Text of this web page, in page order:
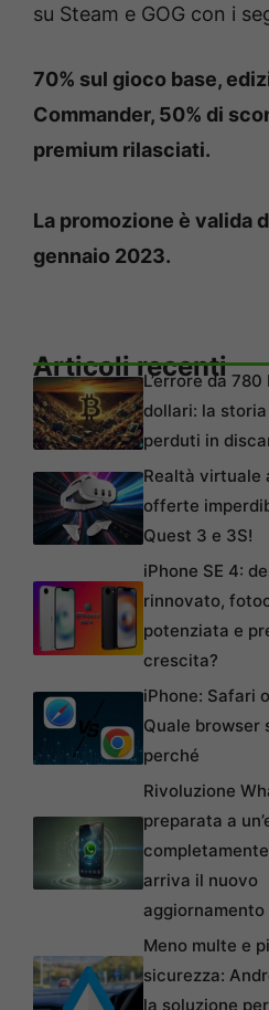
su Steam e GOG con i
70% sul gioco base,
Commander, 50% di
premium rilasciati.
La promozione è valida
gennaio 2023.
Articoli recenti
L’errore da
dollari: la
perduti in
Realtà virtuale
offerte
Quest 3 e 3S!
iPhone SE 4:
rinnovato,
potenziata e
crescita?
iPhone: Safari
Quale browser
perché
Rivoluzione
preparata a
arriva il nuovo
aggiornamento
Meno multe e
sicurezza:
la soluzione